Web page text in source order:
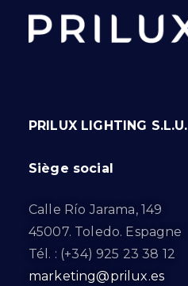
PRILUX LIGHTING S.L.U.
Siège social
Calle Río Jarama, 149
45007. Toledo. Espagne
Tél. : (+34) 925 23 38 12
marketing@prilux.es